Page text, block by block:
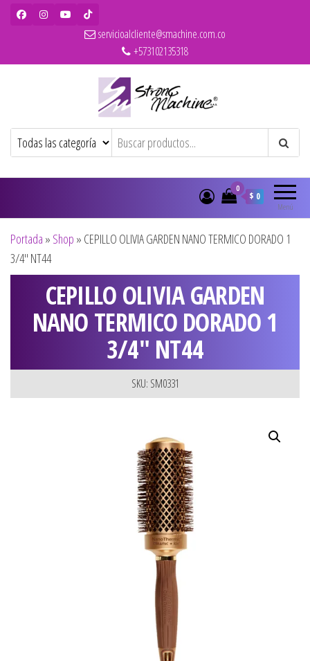
servicioalcliente@smachine.com.co
+573102135318
Strong Machine – BaBylissPRO – WAHL
– Olivia Garden
Ventas de secadores, planchas, rizadores,
maquinas de corte, pitilleras, tijeras,
peluquería y barbería
Menú
0
$ 0
Portada » Shop » CEPILLO OLIVIA GARDEN NANO TERMICO DORADO 1
3/4″ NT44
CEPILLO OLIVIA GARDEN
NANO TERMICO DORADO 1
3/4″ NT44
SKU: SM0331